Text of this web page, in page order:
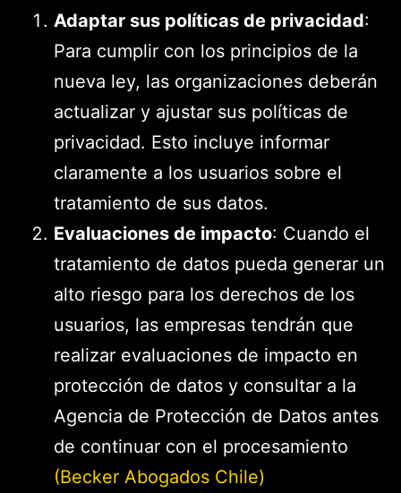
Adaptar sus políticas de privacidad:
Para cumplir con los principios de la
nueva ley, las organizaciones deberán
actualizar y ajustar sus políticas de
privacidad. Esto incluye informar
claramente a los usuarios sobre el
tratamiento de sus datos.
Evaluaciones de impacto: Cuando el
tratamiento de datos pueda generar un
alto riesgo para los derechos de los
usuarios, las empresas tendrán que
realizar evaluaciones de impacto en
protección de datos y consultar a la
Agencia de Protección de Datos antes
de continuar con el procesamiento​
(Becker Abogados Chile)